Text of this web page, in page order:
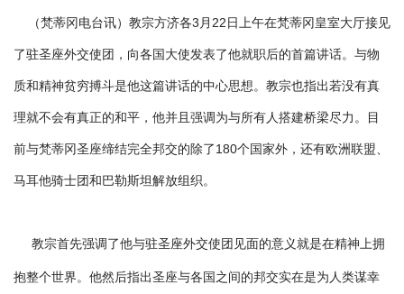
（梵蒂冈电台讯）教宗方济各3月22日上午在梵蒂冈皇室大厅接见
了驻圣座外交使团，向各国大使发表了他就职后的首篇讲话。与物
质和精神贫穷搏斗是他这篇讲话的中心思想。教宗也指出若没有真
理就不会有真正的和平，他并且强调为与所有人搭建桥梁尽力。目
前与梵蒂冈圣座缔结完全邦交的除了180个国家外，还有欧洲联盟、
马耳他骑士团和巴勒斯坦解放组织。
教宗首先强调了他与驻圣座外交使团见面的意义就是在精神上拥
抱整个世界。他然后指出圣座与各国之间的邦交实在是为人类谋幸